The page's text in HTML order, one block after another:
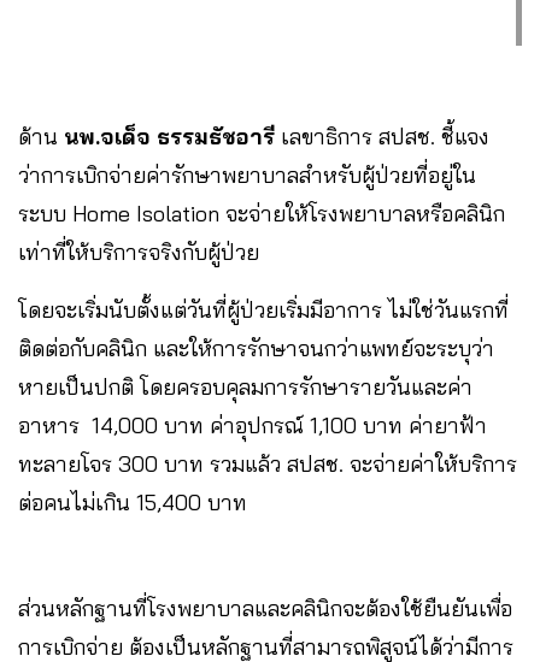
ด้าน นพ.จเด็จ ธรรมธัชอารี เลขาธิการ สปสช. ชี้แจง
ว่าการเบิกจ่ายค่ารักษาพยาบาลสำหรับผู้ป่วยที่อยู่ใน
ระบบ Home Isolation จะจ่ายให้โรงพยาบาลหรือคลินิก
เท่าที่ให้บริการจริงกับผู้ป่วย
โดยจะเริ่มนับตั้งแต่วันที่ผู้ป่วยเริ่มมีอาการ ไม่ใช่วันแรกที่
ติดต่อกับคลินิก และให้การรักษาจนกว่าแพทย์จะระบุว่า
หายเป็นปกติ โดยครอบคุลมการรักษารายวันและค่า
อาหาร 14,000 บาท ค่าอุปกรณ์ 1,100 บาท ค่ายาฟ้า
ทะลายโจร 300 บาท รวมแล้ว สปสช. จะจ่ายค่าให้บริการ
ต่อคนไม่เกิน 15,400 บาท
ส่วนหลักฐานที่โรงพยาบาลและคลินิกจะต้องใช้ยืนยันเพื่อ
การเบิกจ่าย ต้องเป็นหลักฐานที่สามารถพิสูจน์ได้ว่ามีการ